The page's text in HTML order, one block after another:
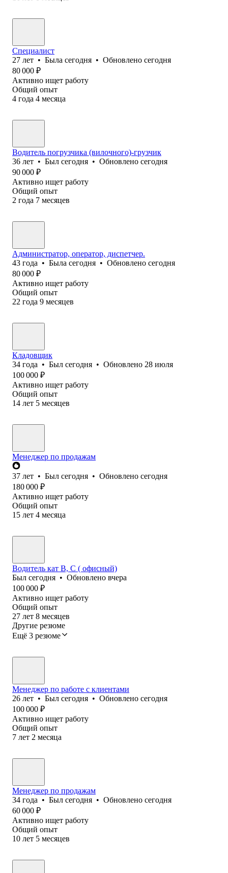
Специалист
27 лет • Была сегодня • Обновлено сегодня
80 000 ₽
Активно ищет работу
Общий опыт
4 года 4 месяца
Водитель погрузчика (вилочного)-грузчик
36 лет • Был сегодня • Обновлено сегодня
90 000 ₽
Активно ищет работу
Общий опыт
2 года 7 месяцев
Администратор, оператор, диспетчер.
43 года • Была сегодня • Обновлено сегодня
80 000 ₽
Активно ищет работу
Общий опыт
22 года 9 месяцев
Кладовщик
34 года • Был сегодня • Обновлено 28 июля
100 000 ₽
Активно ищет работу
Общий опыт
14 лет 5 месяцев
Менеджер по продажам
37 лет • Был сегодня • Обновлено сегодня
180 000 ₽
Активно ищет работу
Общий опыт
15 лет 4 месяца
Водитель кат В, С ( офисный)
Был сегодня • Обновлено вчера
100 000 ₽
Активно ищет работу
Общий опыт
27 лет 8 месяцев
Другие резюме
Ещё 3 резюме
Менеджер по работе с клиентами
26 лет • Был сегодня • Обновлено сегодня
100 000 ₽
Активно ищет работу
Общий опыт
7 лет 2 месяца
Менеджер по продажам
34 года • Был сегодня • Обновлено сегодня
60 000 ₽
Активно ищет работу
Общий опыт
10 лет 5 месяцев